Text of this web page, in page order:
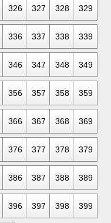
326 327 328 329
336 337 338 339
346 347 348 349
356 357 358 359
366 367 368 369
376 377 378 379
386 387 388 389
396 397 398 399